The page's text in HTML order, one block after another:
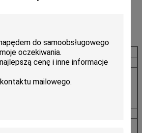
PSAM
kart inteligentnych CRT-288-K
<200 mA
lub USB (automatyczne wykrywanie)
53,92～54,18 mm
85,47～85,90mm